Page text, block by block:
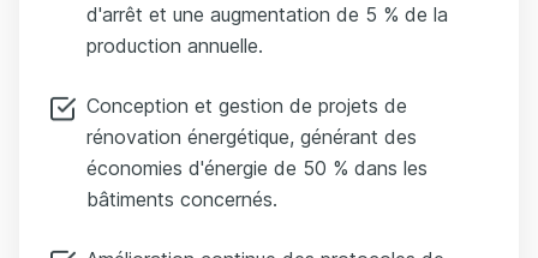
d'arrêt et une augmentation de 5 % de la
production annuelle.
Conception et gestion de projets de
rénovation énergétique, générant des
économies d'énergie de 50 % dans les
bâtiments concernés.